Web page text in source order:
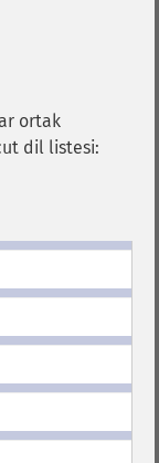
ortak
dil listesi: